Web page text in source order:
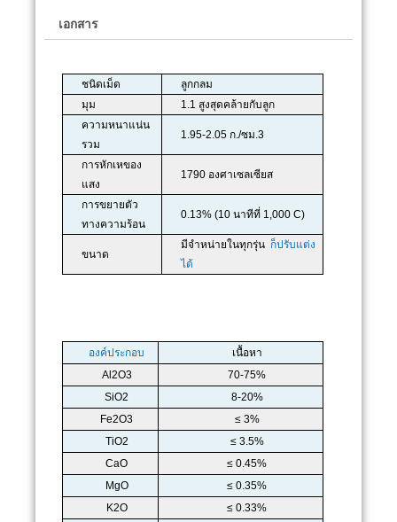
เอกสาร
ชนิดเม็ด
ลูกกลม
มุม
1.1 สูงสุดคล้ายกับลูก
ความหนาแน่น
รวม
1.95-2.05 ก./ซม.3
การหักเหของ
แสง
1790 องศาเซลเซียส
การขยายตัว
ทางความร้อน
0.13% (10 นาทีที่ 1,000 C)
ขนาด
มีจำหน่ายในทุกรุ่น ก็ปรับแต่ง
ได้
องค์ประกอบ
เนื้อหา
Al2O3
70-75%
SiO2
8-20%
Fe2O3
≤ 3%
TiO2
≤ 3.5%
CaO
≤ 0.45%
MgO
≤ 0.35%
K2O
≤ 0.33%